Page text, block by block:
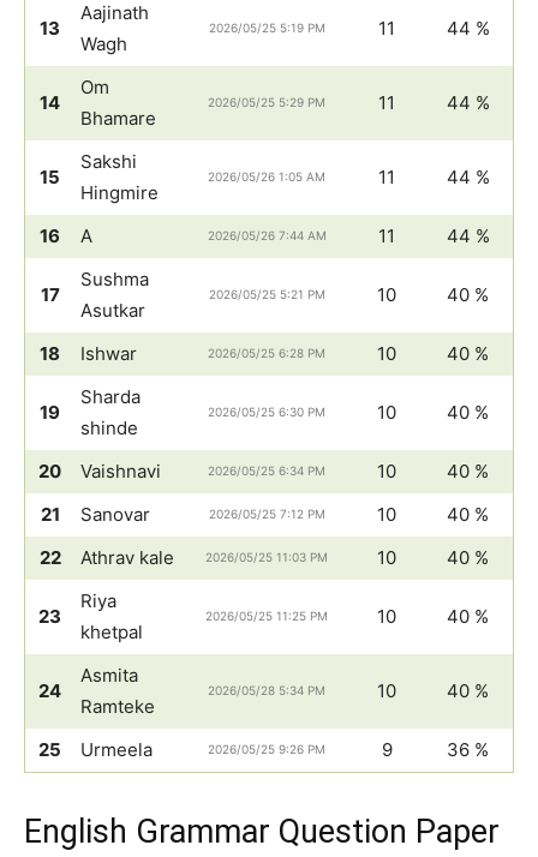
13
Aajinath
Wagh
2026/05/25 5:19 PM 11 44 %
14
Om
Bhamare
2026/05/25 5:29 PM 11 44 %
15
Sakshi
Hingmire
2026/05/26 1:05 AM 11 44 %
16 A 2026/05/26 7:44 AM 11 44 %
17
Sushma
Asutkar
2026/05/25 5:21 PM 10 40 %
18 Ishwar 2026/05/25 6:28 PM 10 40 %
19
Sharda
shinde
2026/05/25 6:30 PM 10 40 %
20 Vaishnavi 2026/05/25 6:34 PM 10
40 %
21
Sanovar 2026/05/25 7:12 PM 10
40 %
22
Athrav kale 2026/05/25 11:03 PM 10 40 %
23
Riya
khetpal
2026/05/25 11:25 PM 10 40 %
24
Asmita
Ramteke
2026/05/28 5:34 PM 10 40 %
25 Urmeela 2026/05/25 9:26 PM 9 36 %
English Grammar Question Paper